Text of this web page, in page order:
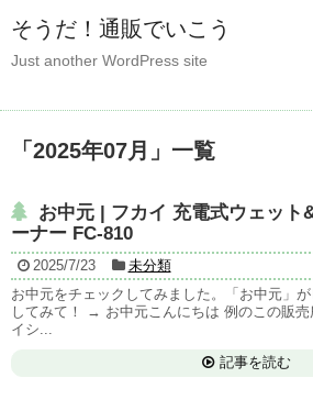
そうだ！通販でいこう
Just another WordPress site
「 2025年07月 」 一覧
お中元 | フカイ 充電式ウェット
ーナー FC-810
2025/7/23
未分類
お中元をチェックしてみました。「お中元」
してみて！ → お中元こんにちは 例のこの販
イシ...
記事を読む